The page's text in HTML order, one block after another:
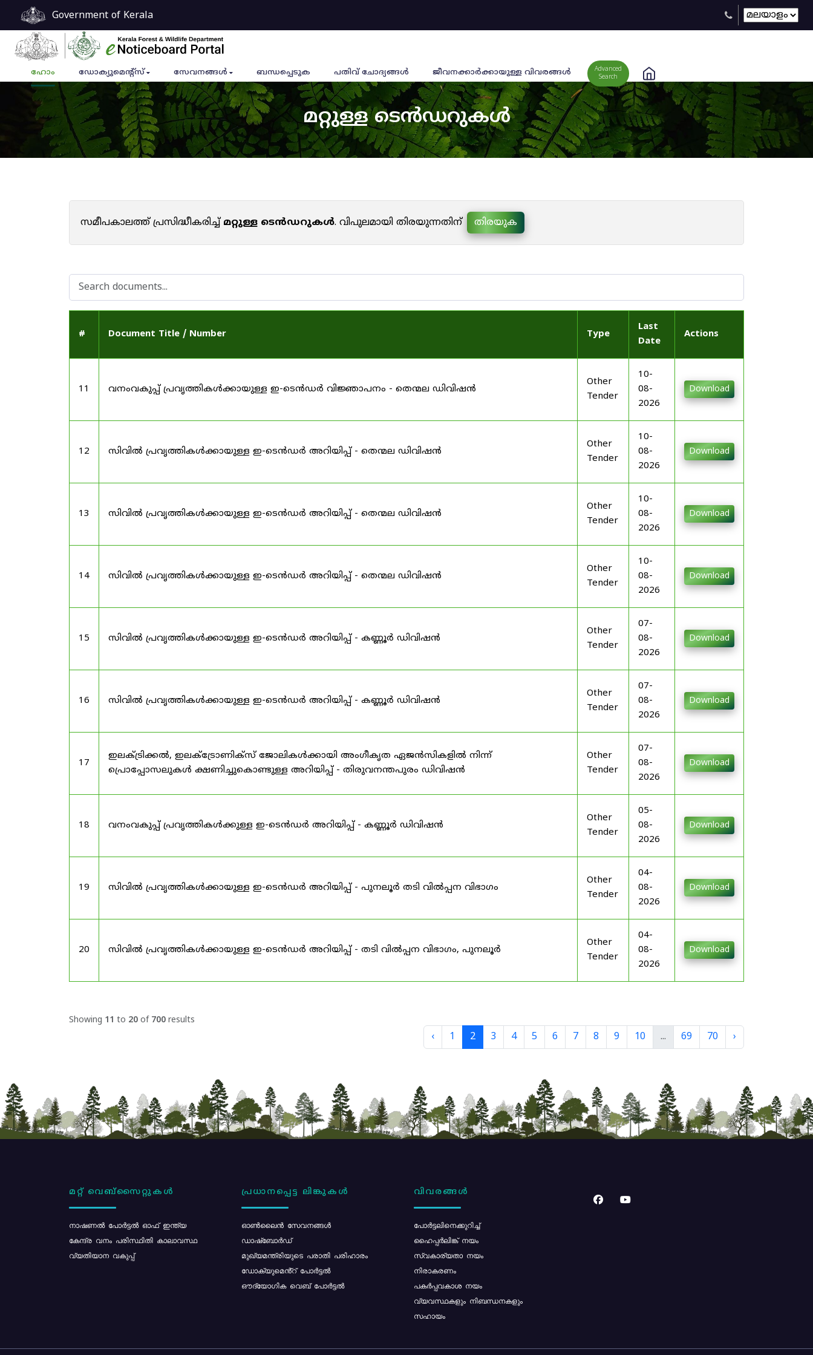
Government of Kerala
ഹോം ഡോക്യുമെൻ്റ്സ് സേവനങ്ങൾ ബന്ധപ്പെടുക പതിവ് ചോദ്യങ്ങൾ ജീവനക്കാര്‍ക്കായുള്ള വിവരങ്ങള്‍
Advanced
Search
മറ്റുള്ള ടെൻഡറുകൾ
സമീപകാലത്ത് പ്രസിദ്ധീകരിച്ച്മറ്റുള്ള ടെൻഡറുകൾ. വിപുലമായി തിരയുന്നതിന് തിരയുക
# Document Title / Number Type
Last
Date
Actions
11 വനംവകുപ്പ് പ്രവൃത്തികൾക്കായുള്ള ഇ-ടെൻഡർ വിജ്ഞാപനം - തെന്മല ഡിവിഷൻ
Other
Tender
10-
08-
2026
Download
12 സിവിൽ പ്രവൃത്തികൾക്കായുള്ള ഇ-ടെൻഡർ അറിയിപ്പ് - തെന്മല ഡിവിഷൻ
Other
Tender
10-
08-
2026
Download
13 സിവിൽ പ്രവൃത്തികൾക്കായുള്ള ഇ-ടെൻഡർ അറിയിപ്പ് - തെന്മല ഡിവിഷൻ
Other
Tender
10-
08-
2026
Download
14 സിവിൽ പ്രവൃത്തികൾക്കായുള്ള ഇ-ടെൻഡർ അറിയിപ്പ് - തെന്മല ഡിവിഷൻ
Other
Tender
10-
08-
2026
Download
15 സിവിൽ പ്രവൃത്തികൾക്കായുള്ള ഇ-ടെൻഡർ അറിയിപ്പ് - കണ്ണൂർ ഡിവിഷൻ
Other
Tender
07-
08-
2026
Download
16 സിവിൽ പ്രവൃത്തികൾക്കായുള്ള ഇ-ടെൻഡർ അറിയിപ്പ് - കണ്ണൂർ ഡിവിഷൻ
Other
Tender
07-
08-
2026
Download
17
ഇലക്ട്രിക്കൽ, ഇലക്ട്രോണിക്സ് ജോലികൾക്കായി അംഗീകൃത ഏജൻസികളിൽ നിന്ന്
പ്രൊപ്പോസലുകൾ ക്ഷണിച്ചുകൊണ്ടുള്ള അറിയിപ്പ് - തിരുവനന്തപുരം ഡിവിഷൻ
Other
Tender
07-
08-
2026
Download
18 വനംവകുപ്പ് പ്രവൃത്തികൾക്കുള്ള ഇ-ടെൻഡർ അറിയിപ്പ് - കണ്ണൂർ ഡിവിഷൻ
Other
Tender
05-
08-
2026
Download
19 സിവിൽ പ്രവൃത്തികൾക്കായുള്ള ഇ-ടെൻഡർ അറിയിപ്പ് - പുനലൂർ തടി വിൽപ്പന വിഭാഗം
Other
Tender
04-
08-
2026
Download
20 സിവിൽ പ്രവൃത്തികൾക്കായുള്ള ഇ-ടെൻഡർ അറിയിപ്പ് - തടി വിൽപ്പന വിഭാഗം, പുനലൂർ
Other
Tender
04-
08-
2026
Download
Showing 11 to 20 of 700 results
‹ 1 2 3 4 5 6 7 8 9 10 ... 69 70 ›
മറ്റ് വെബ്സൈറ്റുകൾ
നാഷണൽ പോർട്ടൽ ഓഫ് ഇന്ത്യ
കേന്ദ്ര വനം പരിസ്ഥിതി കാലാവസ്ഥ
വ്യതിയാന വകുപ്പ്
പ്രധാനപ്പെട്ട ലിങ്കുകൾ
ഓൺലൈൻ സേവനങ്ങൾ
ഡാഷ്ബോർഡ്
മുഖ്യമന്ത്രിയുടെ പരാതി പരിഹാരം
ഡോക്യുമെൻ്റ് പോർട്ടൽ
ഔദ്യോഗിക വെബ് പോർട്ടൽ
വിവരങ്ങൾ
പോര്‍ട്ടലിനെക്കുറിച്ച്
ഹൈപ്പർലിങ്ക് നയം
സ്വകാര്യതാ നയം
നിരാകരണം
പകർപ്പവകാശ നയം
വ്യവസ്ഥകളും നിബന്ധനകളും
സഹായം